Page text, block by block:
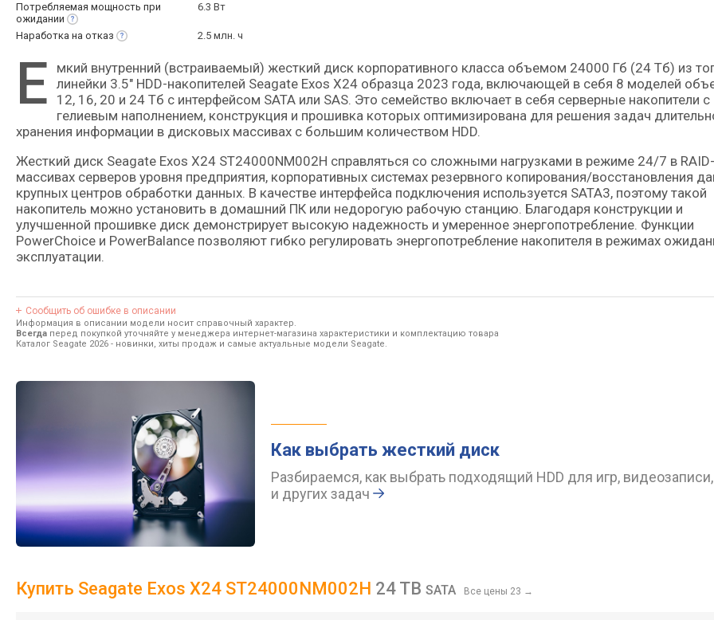
Потребляемая мощность при
ожидании
6.3 Вт
Наработка на отказ 2.5 млн. ч
Е
мкий внутренний (встраиваемый) жесткий диск корпоративного класса объемом 24000 Гб (24 Тб) из топовой
линейки 3.5" HDD-накопителей Seagate Exos X24 образца 2023 года, включающей в себя 8 моделей
12, 16, 20 и 24 Тб с интерфейсом SATA или SAS. Это семейство включает в себя серверные накопители с
гелиевым наполнением, конструкция и прошивка которых оптимизирована для решения задач
хранения информации в дисковых массивах с большим количеством HDD.
Жесткий диск Seagate Exos X24 ST24000NM002H справляться со сложными нагрузками в режиме 24/7 в RAID-
массивах серверов уровня предприятия, корпоративных системах резервного копирования/восстановления
крупных центров обработки данных. В качестве интерфейса подключения используется SATA3, поэтому такой
накопитель можно установить в домашний ПК или недорогую рабочую станцию. Благодаря конструкции и
улучшенной прошивке диск демонстрирует высокую надежность и умеренное энергопотребление. Функции
PowerChoice и PowerBalance позволяют гибко регулировать энергопотребление накопителя в режимах
эксплуатации.
Сообщить об ошибке в описании
Информация в описании модели носит справочный характер.
Всегда перед покупкой уточняйте у менеджера интернет-магазина характеристики и комплектацию товара
Каталог Seagate 2026 - новинки, хиты продаж и самые актуальные модели Seagate.
Как выбрать жесткий диск
Разбираемся, как выбрать подходящий HDD для игр,
и других задач
Купить Seagate Exos X24 ST24000NM002H 24 TB SATA Все цены 23 →